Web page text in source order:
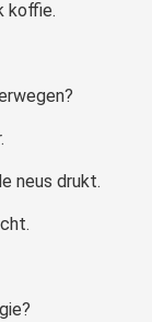
koffie.
neus drukt.